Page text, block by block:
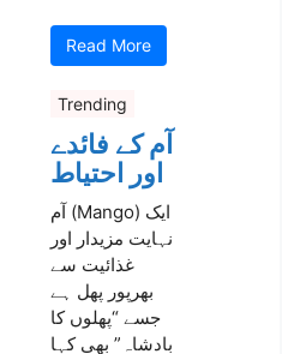
Read More
Trending
آم کے فائدے
اور احتیاط
آم (Mango) ایک
نہایت مزیدار اور
غذائیت سے
بھرپور پھل ہے
جسے “پھلوں کا
بادشاہ” بھی کہا